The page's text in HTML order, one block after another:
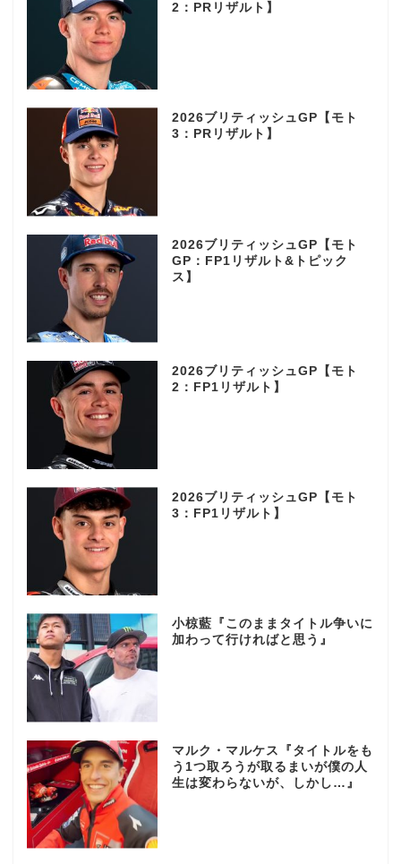
2：PRリザルト】
2026ブリティッシュGP【モト
3：PRリザルト】
2026ブリティッシュGP【モト
GP：FP1リザルト&トピック
ス】
2026ブリティッシュGP【モト
2：FP1リザルト】
2026ブリティッシュGP【モト
3：FP1リザルト】
小椋藍『このままタイトル争いに
加わって行ければと思う』
マルク・マルケス『タイトルをも
う1つ取ろうが取るまいが僕の人
生は変わらないが、しかし…』